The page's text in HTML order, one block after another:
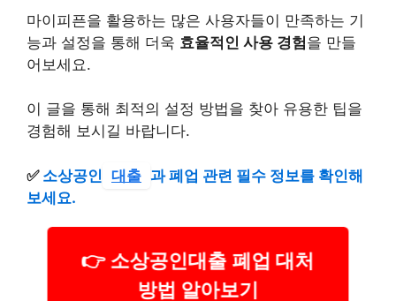
마이피픈을 활용하는 많은 사용자들이 만족하는 기
능과 설정을 통해 더욱 효율적인 사용 경험을 만들
어보세요.
이 글을 통해 최적의 설정 방법을 찾아 유용한 팁을
경험해 보시길 바랍니다.
✅ 소상공인 대출 과 폐업 관련 필수 정보를 확인해
보세요.
👉 소상공인대출 폐업 대처
방법 알아보기